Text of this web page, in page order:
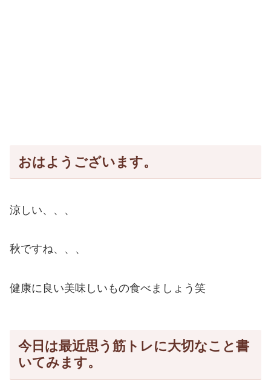
おはようございます。
涼しい、、、
秋ですね、、、
健康に良い美味しいもの食べましょう笑
今日は最近思う筋トレに大切なこと書
いてみます。